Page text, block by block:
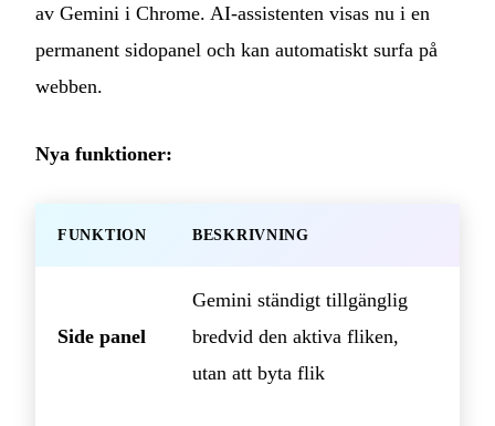
av Gemini i Chrome. AI-assistenten visas nu i en
permanent sidopanel och kan automatiskt surfa på
webben.
Nya funktioner:
FUNKTION BESKRIVNING
Side panel
Gemini ständigt tillgänglig
bredvid den aktiva fliken,
utan att byta flik